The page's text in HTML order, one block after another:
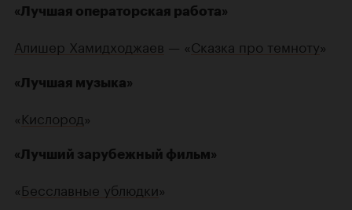
«Лучшая операторская работа»
Алишер Хамидходжаев — «Сказка про темноту»
«Лучшая музыка»
«Кислород»
«Лучший зарубежный фильм»
«Бесславные ублюдки»